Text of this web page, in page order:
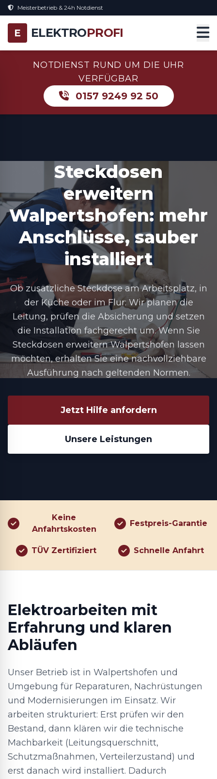
Meisterbetrieb & 24h Notdienst
E ELEKTROPROFI
NOTDIENST RUND UM DIE UHR
VERFÜGBAR
0157 9249 92 50
Steckdosen
erweitern
Walpertshofen: mehr
Anschlüsse, sauber
installiert
Ob zusätzliche Steckdose am Arbeitsplatz, in
der Küche oder im Flur: Wir planen die
Leitung, prüfen die Absicherung und setzen
die Installation fachgerecht um. Wenn Sie
Steckdosen erweitern Walpertshofen lassen
möchten, erhalten Sie eine nachvollziehbare
Ausführung nach geltenden Normen.
Jetzt Hilfe anfordern
Unsere Leistungen
Keine
Anfahrtskosten
Festpreis-Garantie
TÜV Zertifiziert Schnelle Anfahrt
Elektroarbeiten mit
Erfahrung und klaren
Abläufen
Unser Betrieb ist in Walpertshofen und
Umgebung für Reparaturen, Nachrüstungen
und Modernisierungen im Einsatz. Wir
arbeiten strukturiert: Erst prüfen wir den
Bestand, dann klären wir die technische
Machbarkeit (Leitungsquerschnitt,
Schutzmaßnahmen, Verteilerzustand) und
erst danach wird installiert. Dadurch